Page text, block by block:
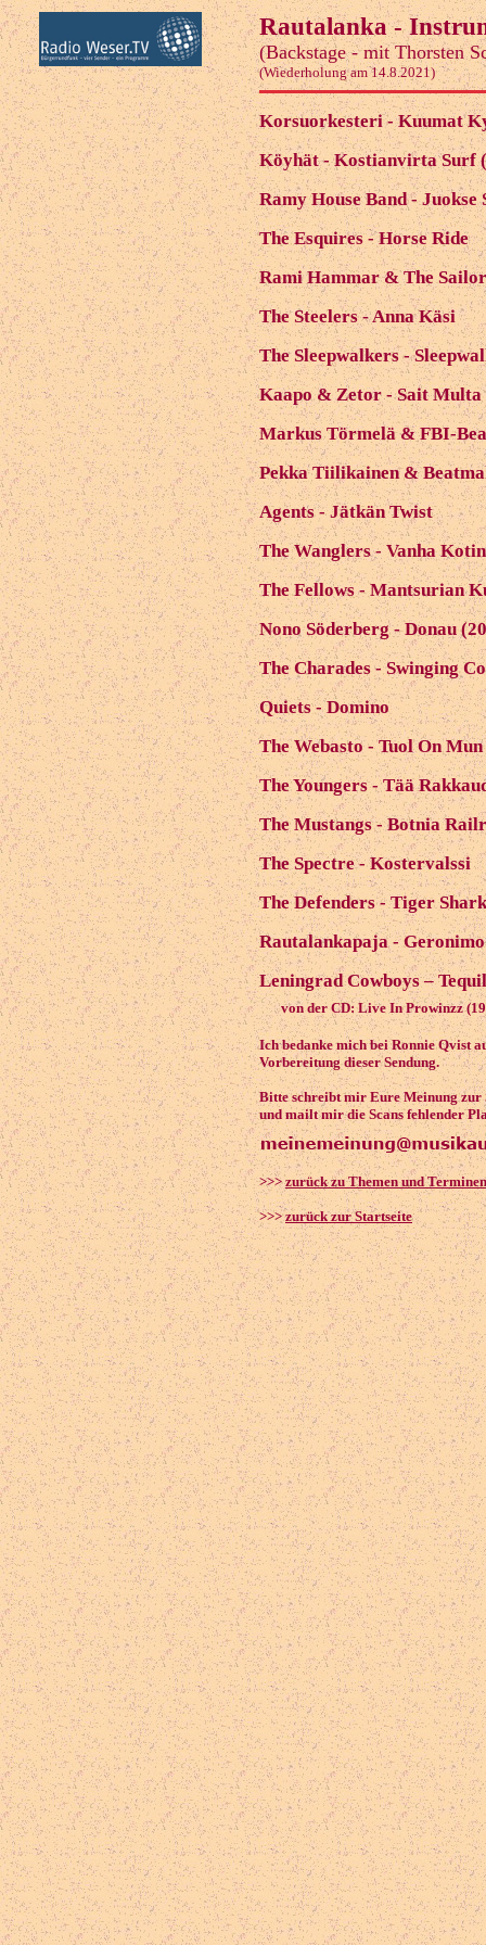
Rautalanka -
(Backstage - mit Thorsten
(Wiederholung am 14.8.2021)
Korsuorkesteri - Kuumat
Köyhät - Kostianvirta Surf
Ramy House Band - Juokse
The Esquires - Horse Ride
Rami Hammar & The
The Steelers - Anna Käsi
The Sleepwalkers -
Kaapo & Zetor - Sait Multa
Markus Törmelä & FBI-
Pekka Tiilikainen &
Agents - Jätkän Twist
The Wanglers - Vanha
The Fellows - Mantsurian
Nono Söderberg - Donau
The Charades - Swinging
Quiets - Domino
The Webasto - Tuol On
The Youngers - Tää
The Mustangs - Botnia
The Spectre - Kostervalssi
The Defenders - Tiger Shark
Rautalankapaja - Geronimo
Leningrad Cowboys –
von der CD: Live In Prowinzz
Ich bedanke mich bei Ronnie Qvist
Vorbereitung dieser Sendung.
Bitte schreibt mir Eure Meinung zur
und mailt mir die Scans fehlender
>>>zurück zu Themen und Terminen
>>>zurück zur Startseite